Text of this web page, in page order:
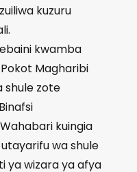
kuzuru
kwamba
Magharibi
shule zote
kuingia
wa shule
ya wizara ya afya